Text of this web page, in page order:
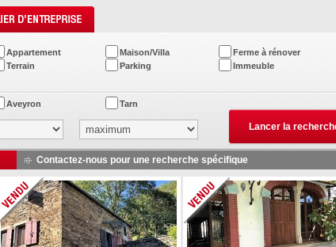
Appartement Maison/Villa
Ferme à rénover
Terrain
Parking Immeuble
Aveyron Tarn
Contactez-nous pour une recherche spécifique